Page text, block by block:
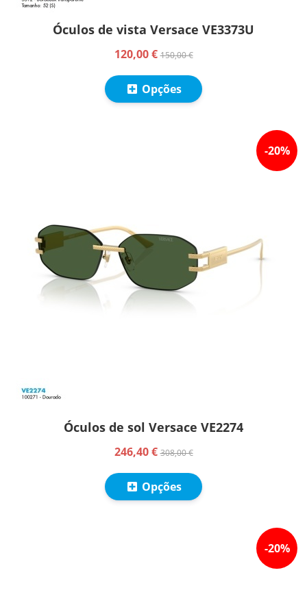
Óculos de vista Versace VE3373U
120,00 €150,00 €
Opções
-20%
Óculos de sol Versace VE2274
246,40 €308,00 €
Opções
-20%